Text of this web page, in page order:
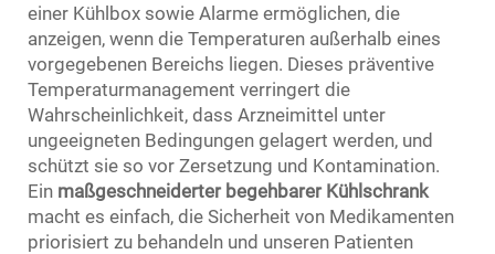
einer Kühlbox sowie Alarme ermöglichen, die
anzeigen, wenn die Temperaturen außerhalb eines
vorgegebenen Bereichs liegen. Dieses präventive
Temperaturmanagement verringert die
Wahrscheinlichkeit, dass Arzneimittel unter
ungeeigneten Bedingungen gelagert werden, und
schützt sie so vor Zersetzung und Kontamination.
Ein maßgeschneiderter begehbarer Kühlschrank
macht es einfach, die Sicherheit von Medikamenten
priorisiert zu behandeln und unseren Patienten